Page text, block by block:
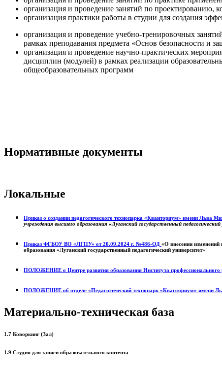
организация и проведение занятий по проектированию,
организация практики работы в студии для создания
организация и проведение учебно-тренировочных
рамках преподавания предмета «Основ безопасности и
организация и проведение научно-практических
дисциплин (модулей) в рамках реализации
общеобразовательных программ
Нормативные документы
Локальные
Приказ о создании педагогического технопарка «Кванториум» имени Льва
учреждения высшего образования «Луганский государственный
Приказ ФГБОУ ВО «ЛГПУ» от 20.09.2024 г. №486-ОД «О внесении
образования «Луганский государственный педагогический университет»
ПОЛОЖЕНИЕ о Центре развития образования Института
ПОЛОЖЕНИЕ об отделе «Педагогический технопарк «Кванториум» имени
Материально-техническая база
1.7 Коворкинг (Зал)
1.9 Студия для записи образовательного контента